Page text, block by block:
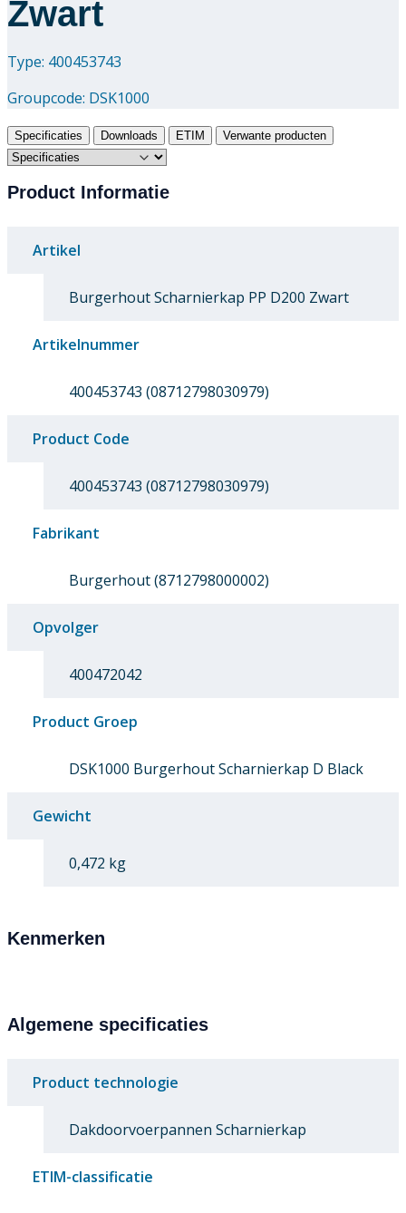
Zwart
Type: 400453743
Groupcode: DSK1000
Specificaties Downloads ETIM Verwante producten
Product Informatie
Artikel
Burgerhout Scharnierkap PP D200 Zwart
Artikelnummer
400453743 (08712798030979)
Product Code
400453743 (08712798030979)
Fabrikant
Burgerhout (8712798000002)
Opvolger
400472042
Product Groep
DSK1000 Burgerhout Scharnierkap D Black
Gewicht
0,472 kg
Kenmerken
Algemene specificaties
Product technologie
Dakdoorvoerpannen Scharnierkap
ETIM-classificatie